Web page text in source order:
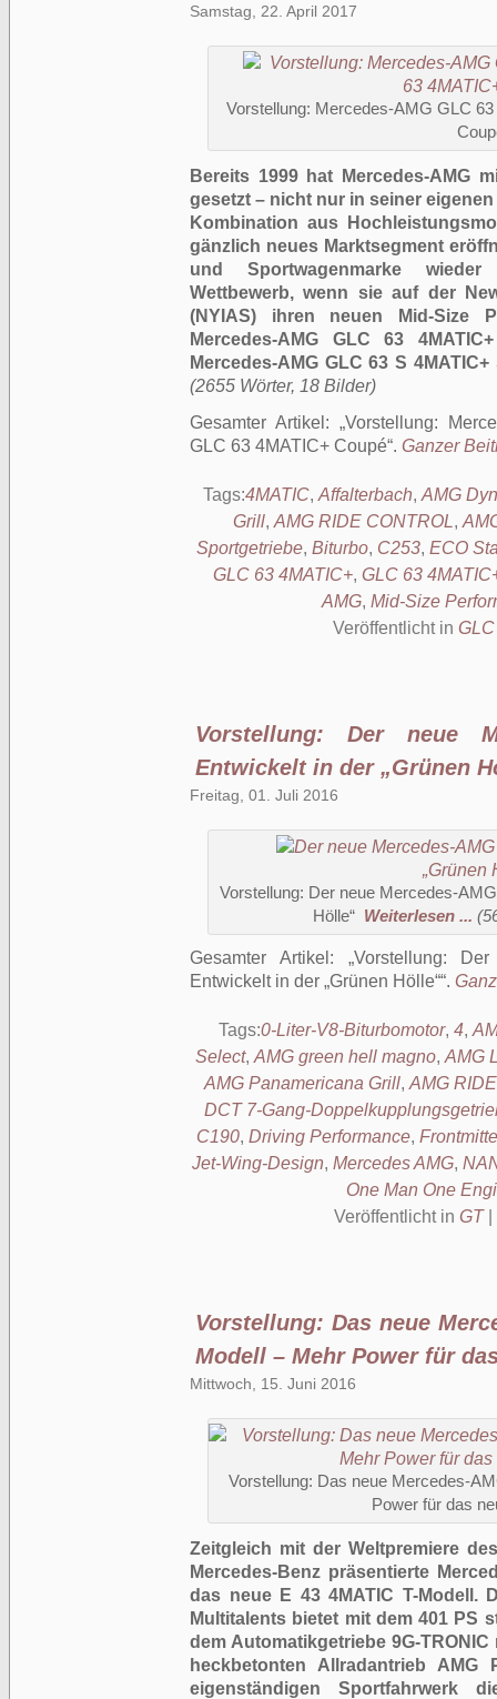
Samstag, 22. April 2017
Vorstellung: Mercedes-AMG GLC
Bereits 1999 hat Mercedes-AMG
gesetzt – nicht nur in seiner
Kombination aus
gänzlich neues Marktsegment
und Sportwagenmarke
Wettbewerb, wenn sie auf der
(NYIAS) ihren neuen Mid-Size
Mercedes-AMG GLC 63
Mercedes-AMG GLC 63 S
(2655 Wörter, 18 Bilder)
Gesamter Artikel:
Vorstellung:
GLC 63 4MATIC+ Coupé . Ganzer
Tags:4MATIC, Affalterbach, AMG
Grill, AMG RIDE CONTROL,
Sportgetriebe, Biturbo, C253, ECO
GLC 63 4MATIC+, GLC 63
AMG, Mid-Size
Veröffentlicht in GLC
Vorstellung: Der neue
Entwickelt in der „Grünen
Freitag, 01. Juli 2016
Vorstellung: Der neue Mercedes-
Hölle“ Weiterlesen ...
Gesamter Artikel:
Vorstellung:
Entwickelt in der „Grünen Hölle“ .
Tags:0-Liter-V8-Biturbomotor, 4,
Select, AMG green hell magno, AMG
AMG Panamericana Grill, AMG
DCT 7-Gang-
C190, Driving Performance,
Jet-Wing-Design, Mercedes AMG,
One Man One
Veröffentlicht in GT|
Vorstellung: Das neue
Modell – Mehr Power für
Mittwoch, 15. Juni 2016
Vorstellung: Das neue Mercedes-
Power für das
Zeitgleich mit der Weltpremiere
Mercedes-Benz präsentierte
das neue E 43 4MATIC T-Modell.
Multitalents bietet mit dem 401 PS
dem Automatikgetriebe 9G-
heckbetonten Allradantrieb AMG
eigenständigen Sportfahrwerk